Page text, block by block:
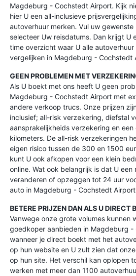
Magdeburg - Cochstedt Airport. Kijk
hier U een all-inclusieve
autoverhuur merken. Vul uw
selecteer Uw reisdatums. Dan krijgt U
time overzicht waar U alle
vergelijken in Magdeburg - Cochstedt
GEEN PROBLEMEN MET
Als U boekt met ons heeft U geen
Magdeburg - Cochstedt Airport met
andere verkoop trucs. Onze prijzen
inclusief; all-risk verzekering, diefstal
aansprakelijkheids verzekering en
kilometers. De all-risk verzekeringen
eigen risico tussen de 300 en 1500
kunt U ook afkopen voor een klein
online. Wat ook belangrijk is dat U een
veranderen of opzeggen tot 24 uur
auto in Magdeburg - Cochstedt
BETERE PRIJZEN DAN ALS U DIRECT
Vanwege onze grote volumes kunnen
goedkoper aanbieden in Magdeburg
wanneer je direct boekt met het
op hun website en U zult zien dat
op hun site. Het verschil kan oplopen
werken met meer dan 1100